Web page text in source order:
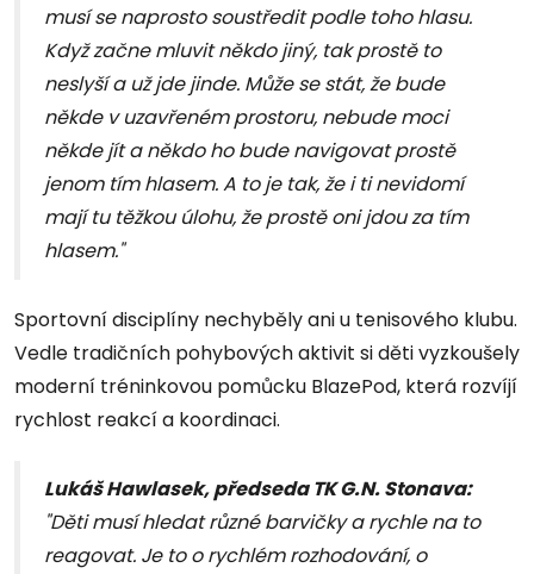
musí se naprosto soustředit podle toho hlasu.
Když začne mluvit někdo jiný, tak prostě to
neslyší a už jde jinde. Může se stát, že bude
někde v uzavřeném prostoru, nebude moci
někde jít a někdo ho bude navigovat prostě
jenom tím hlasem. A to je tak, že i ti nevidomí
mají tu těžkou úlohu, že prostě oni jdou za tím
hlasem."
Sportovní disciplíny nechyběly ani u tenisového klubu.
Vedle tradičních pohybových aktivit si děti vyzkoušely
moderní tréninkovou pomůcku BlazePod, která rozvíjí
rychlost reakcí a koordinaci.
Lukáš Hawlasek, předseda TK G.N. Stonava:
"Děti musí hledat různé barvičky a rychle na to
reagovat. Je to o rychlém rozhodování, o